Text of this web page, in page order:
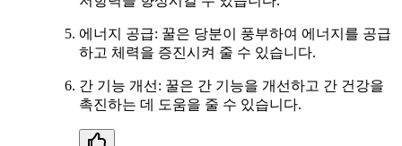
에너지 공급: 꿀은 당분이 풍부하여 에너지를 공급
하고 체력을 증진시켜 줄 수 있습니다.
간 기능 개선: 꿀은 간 기능을 개선하고 간 건강을
촉진하는 데 도움을 줄 수 있습니다.